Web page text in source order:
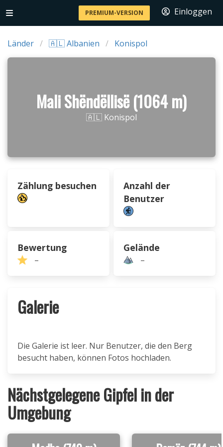
PREMIUM-VERSION Einloggen
Länder 🇦🇱 Albanien Konispol
Mali Shëndëllisë (1064 m)
🇦🇱 Konispol
Zählung besuchen
Anzahl der
Benutzer
Bewertung
–
Gelände
–
Galerie
Die Galerie ist leer. Nur Benutzer, die den Berg
besucht haben, können Fotos hochladen.
Nächstgelegene Gipfel in der
Umgebung